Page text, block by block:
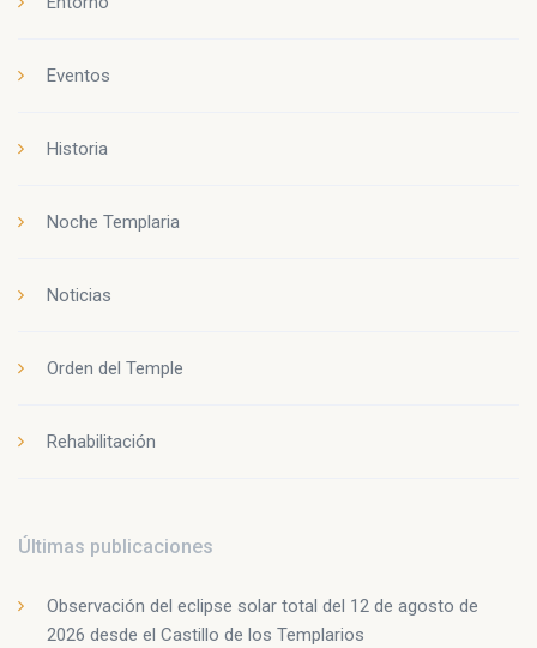
Eventos
Historia
Noche Templaria
Noticias
Orden del Temple
Rehabilitación
Últimas publicaciones
Observación del eclipse solar total del 12 de agosto de
2026 desde el Castillo de los Templarios